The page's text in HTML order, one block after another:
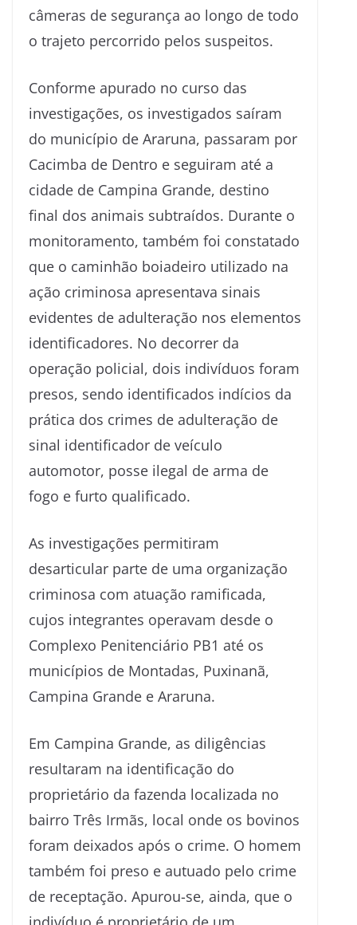
câmeras de segurança ao longo de todo
o trajeto percorrido pelos suspeitos.
Conforme apurado no curso das
investigações, os investigados saíram
do município de Araruna, passaram por
Cacimba de Dentro e seguiram até a
cidade de Campina Grande, destino
final dos animais subtraídos. Durante o
monitoramento, também foi constatado
que o caminhão boiadeiro utilizado na
ação criminosa apresentava sinais
evidentes de adulteração nos elementos
identificadores. No decorrer da
operação policial, dois indivíduos foram
presos, sendo identificados indícios da
prática dos crimes de adulteração de
sinal identificador de veículo
automotor, posse ilegal de arma de
fogo e furto qualificado.
As investigações permitiram
desarticular parte de uma organização
criminosa com atuação ramificada,
cujos integrantes operavam desde o
Complexo Penitenciário PB1 até os
municípios de Montadas, Puxinanã,
Campina Grande e Araruna.
Em Campina Grande, as diligências
resultaram na identificação do
proprietário da fazenda localizada no
bairro Três Irmãs, local onde os bovinos
foram deixados após o crime. O homem
também foi preso e autuado pelo crime
de receptação. Apurou-se, ainda, que o